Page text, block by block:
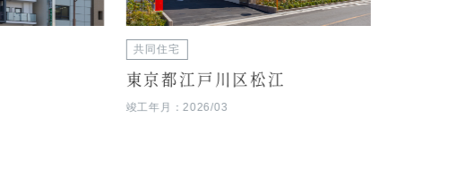
共同住宅
東京都江戸川区松江
竣工年月：2026/03